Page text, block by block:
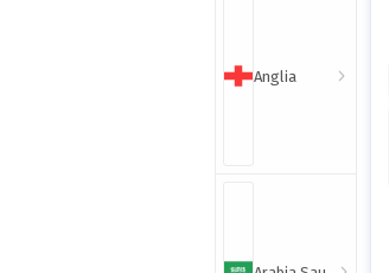
Anglia